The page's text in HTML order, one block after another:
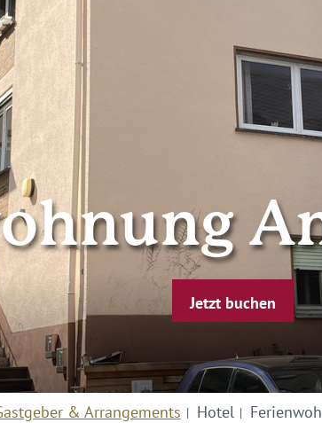
Jetzt buchen
& Arrangements Hotel